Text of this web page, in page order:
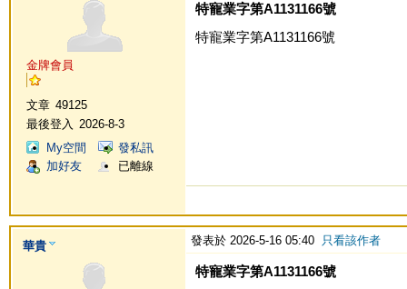
金牌會員
文章 49125
最後登入
2026-8-3
My空間
發私訊
加好友
已離線
特寵業字第A1131166號
特寵業字第A1131166號
華貴 發表於 2026-5-16 05:40 只看該作者
特寵業字第A1131166號